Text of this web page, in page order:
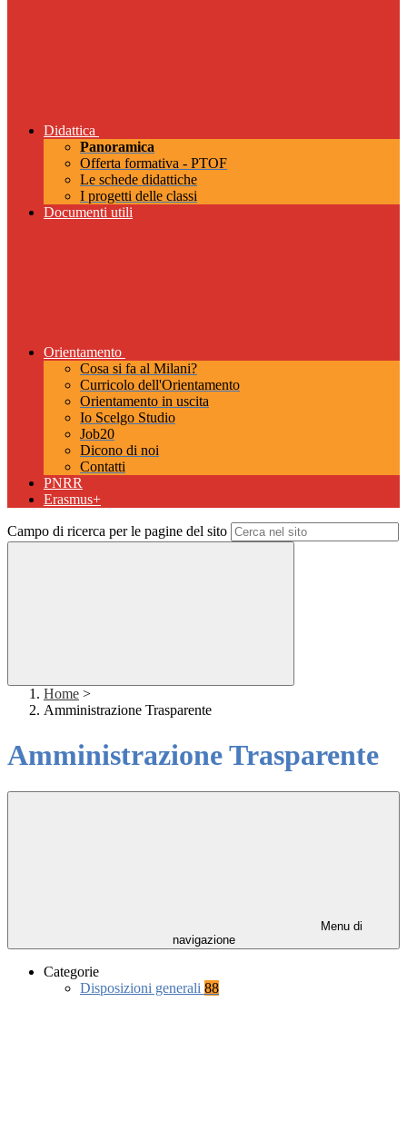
Didattica
Panoramica
Offerta formativa - PTOF
Le schede didattiche
I progetti delle classi
Documenti utili
Orientamento
Cosa si fa al Milani?
Curricolo dell'Orientamento
Orientamento in uscita
Io Scelgo Studio
Job20
Dicono di noi
Contatti
PNRR
Erasmus+
Campo di ricerca per le pagine del sito
Home >
Amministrazione Trasparente
Amministrazione Trasparente
Menu di
navigazione
Categorie
Disposizioni generali 88